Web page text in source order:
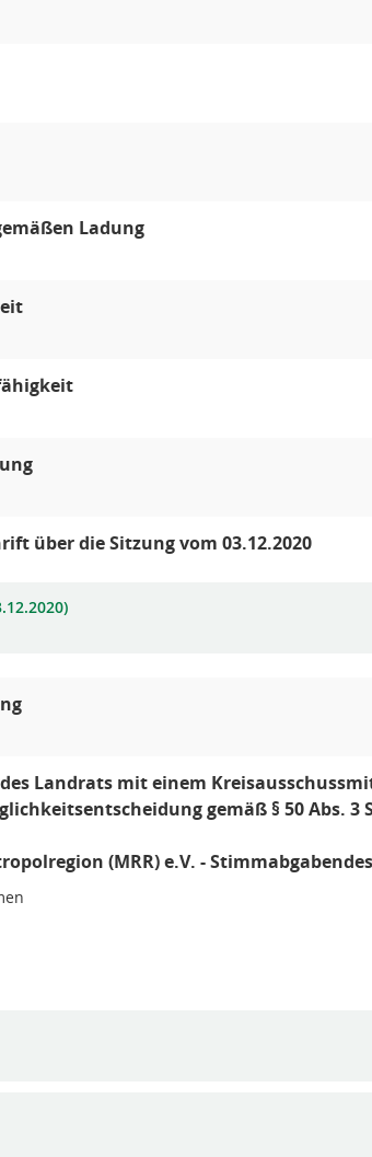
Ladung
über die Sitzung vom 03.12.2020
Landrats mit einem
gemäß § 50 Abs. 3
(MRR) e.V. -